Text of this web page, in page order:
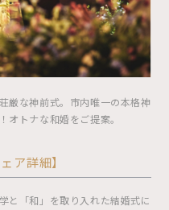
厳な神前式。市内唯一の本格神
オトナな和婚をご提案。
ア詳細】
と「和」を取り入れた結婚式に